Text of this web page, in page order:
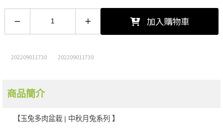
加入購物車
202209011730 202209011730
商品簡介
【玉兔多肉盆栽 | 中秋月兔系列 】